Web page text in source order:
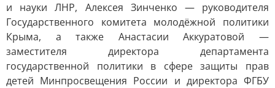
и науки ЛНР, Алексея Зинченко — руководителя
Государственного комитета молодёжной политики
Крыма, а также Анастасии Аккуратовой —
заместителя директора департамента
государственной политики в сфере защиты прав
детей Минпросвещения России и директора ФГБУ